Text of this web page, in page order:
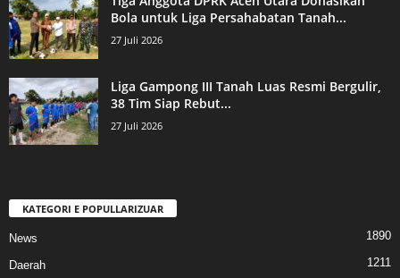
Bola untuk Liga Persahabatan Tanah...
27 Juli 2026
Liga Gampong III Tanah Luas Resmi Bergulir,
38 Tim Siap Rebut...
27 Juli 2026
KATEGORI E POPULLARIZUAR
News 1890
Daerah 1211